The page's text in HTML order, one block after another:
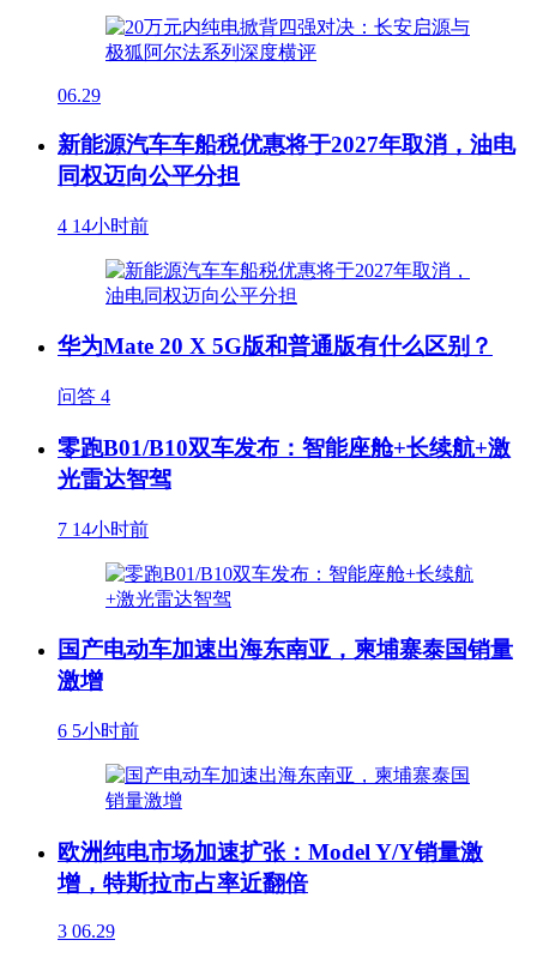
06.29
新能源汽车车船税优惠将于2027年取消，油电
同权迈向公平分担
4 14小时前
华为Mate 20 X 5G版和普通版有什么区别？
问答 4
零跑B01/B10双车发布：智能座舱+长续航+激
光雷达智驾
7 14小时前
国产电动车加速出海东南亚，柬埔寨泰国销量
激增
6 5小时前
欧洲纯电市场加速扩张：Model Y/Y销量激
增，特斯拉市占率近翻倍
3 06.29